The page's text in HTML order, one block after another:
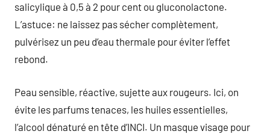
salicylique à 0,5 à 2 pour cent ou gluconolactone.
L’astuce: ne laissez pas sécher complètement,
pulvérisez un peu d’eau thermale pour éviter l’effet
rebond.
Peau sensible, réactive, sujette aux rougeurs. Ici, on
évite les parfums tenaces, les huiles essentielles,
l’alcool dénaturé en tête d’INCI. Un masque visage pour